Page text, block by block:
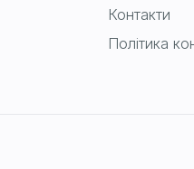
Контакти
Політика